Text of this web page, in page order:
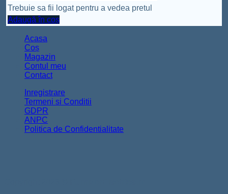
Trebuie sa fii logat pentru a vedea pretul
Adaugă în coș
Acasa
Coș
Magazin
Contul meu
Contact
Inregistrare
Termeni si Conditii
GDPR
ANPC
Politica de Confidentialitate